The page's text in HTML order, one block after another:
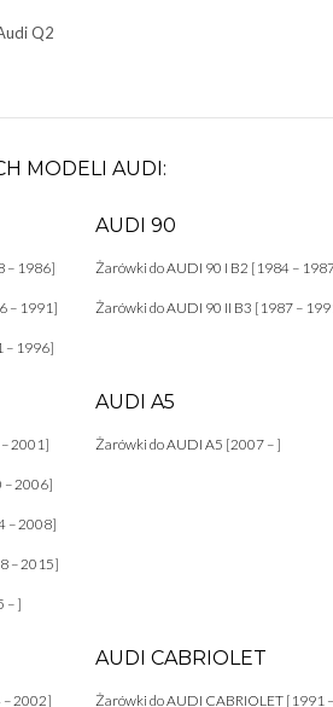
Q2
MODELI AUDI:
– 1986]
– 1991]
– 1996]
AUDI 90
Żarówki do AUDI 90 I B2 [1984 –
Żarówki do AUDI 90 II B3 [1987 –
2001]
– 2006]
– 2008]
– 2015]
– ]
AUDI A5
Żarówki do AUDI A5 [2007 – ]
– 2002]
AUDI CABRIOLET
Żarówki do AUDI CABRIOLET [1991